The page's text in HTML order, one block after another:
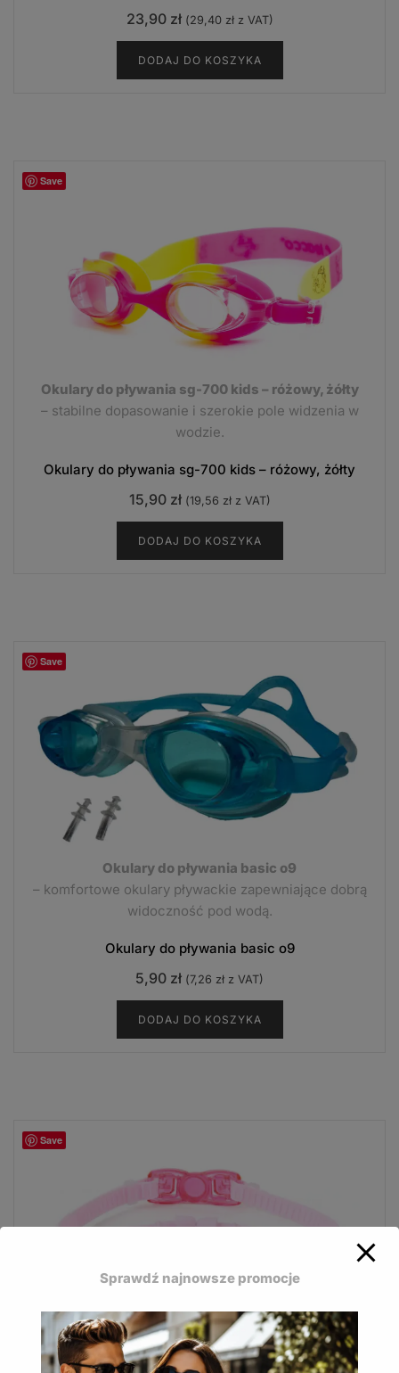
23,90 zł (29,40 złz VAT)
DODAJ DO KOSZYKA
Save
Okulary do pływania sg-700 kids – różowy, żółty
– stabilne dopasowanie i szerokie pole widzenia w
wodzie.
Okulary do pływania sg-700 kids – różowy, żółty
15,90 zł (19,56 złz VAT)
DODAJ DO KOSZYKA
Save
Okulary do pływania basic o9
– komfortowe okulary pływackie zapewniające dobrą
widoczność pod wodą.
Okulary do pływania basic o9
5,90 zł (7,26 zł z VAT)
DODAJ DO KOSZYKA
Save
Sprawdź najnowsze promocje